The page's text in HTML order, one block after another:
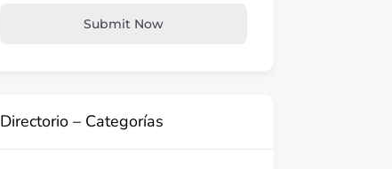
Submit Now
Directorio – Categorías